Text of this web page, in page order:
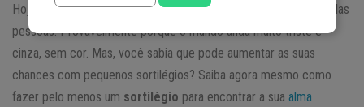
Hoje em dia, o amor é um dos sentimentos mais procurados pelas
pessoas. Provavelmente porque o mundo anda muito triste e
cinza, sem cor. Mas, você sabia que pode aumentar as suas
chances com pequenos sortilégios? Saiba agora mesmo como
fazer pelo menos um sortilégio para encontrar a sua alma